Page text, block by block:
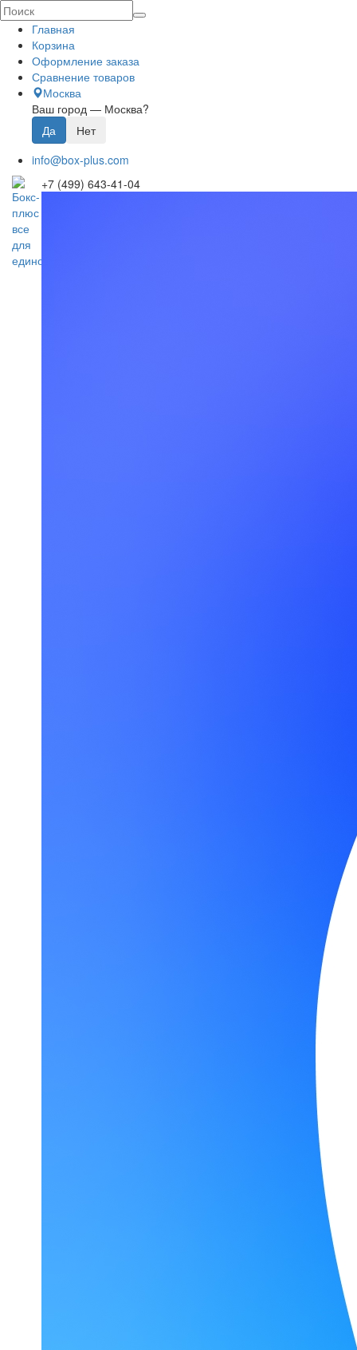
Главная
Корзина
Оформление заказа
Сравнение товаров
Москва
Ваш город — Москва?
info@box-plus.com
+7 (499) 643-41-04